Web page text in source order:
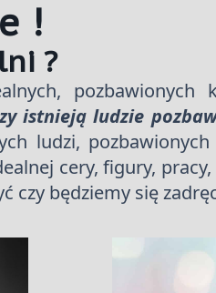
!
?
pozbawionych
istnieją ludzie
ludzi,
cery, figury,
czy będziemy się